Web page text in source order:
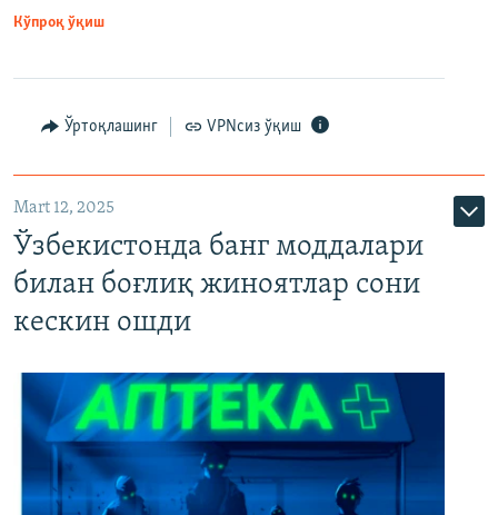
Кўпроқ ўқиш
Ўртоқлашинг VPNсиз ўқиш
Mart 12, 2025
Ўзбекистонда банг моддалари
билан боғлиқ жиноятлар сони
кескин ошди